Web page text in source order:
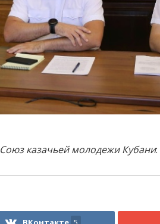
Союз казачьей молодежи Кубани: